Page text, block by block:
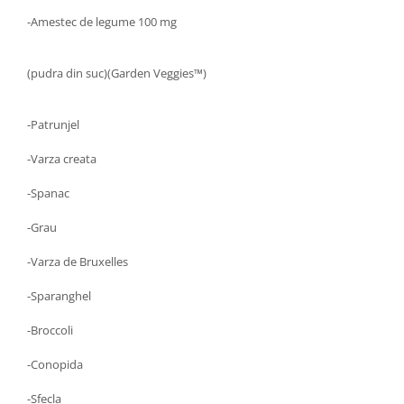
-Amestec de legume 100 mg
(pudra din suc)(Garden Veggies™)
-Patrunjel
-Varza creata
-Spanac
-Grau
-Varza de Bruxelles
-Sparanghel
-Broccoli
-Conopida
-Sfecla